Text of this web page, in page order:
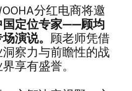
分红电商将邀
国定位专家——顾均
演说。 顾老师凭借
察力与前瞻性的战
享有盛誉。